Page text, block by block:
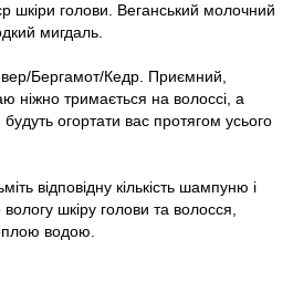
шкіри голови. Веганський молочний
мигдаль.
Бергамот/Кедр. Приємний,
ніжно тримається на волоссі, а
будуть огортати вас протягом усього
відповідну кількість шампуню і
шкіру голови та волосся,
водою.